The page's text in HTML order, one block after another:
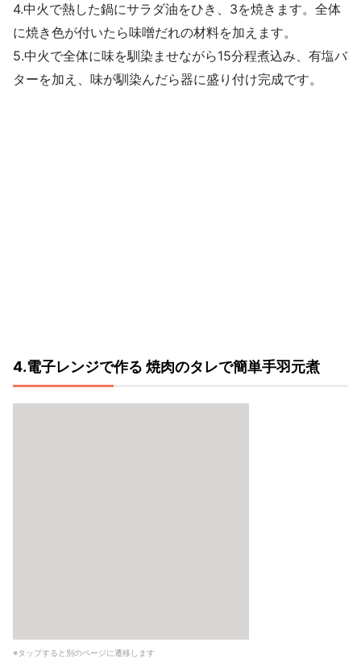
4.中火で熱した鍋にサラダ油をひき、3を焼きます。全体
に焼き色が付いたら味噌だれの材料を加えます。
5.中火で全体に味を馴染ませながら15分程煮込み、有塩バ
ターを加え、味が馴染んだら器に盛り付け完成です。
4.電子レンジで作る 焼肉のタレで簡単手羽元煮
※タップすると別のページに遷移します